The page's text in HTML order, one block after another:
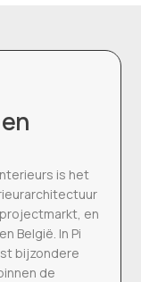
is het
en
België. In Pi
bijzondere
de